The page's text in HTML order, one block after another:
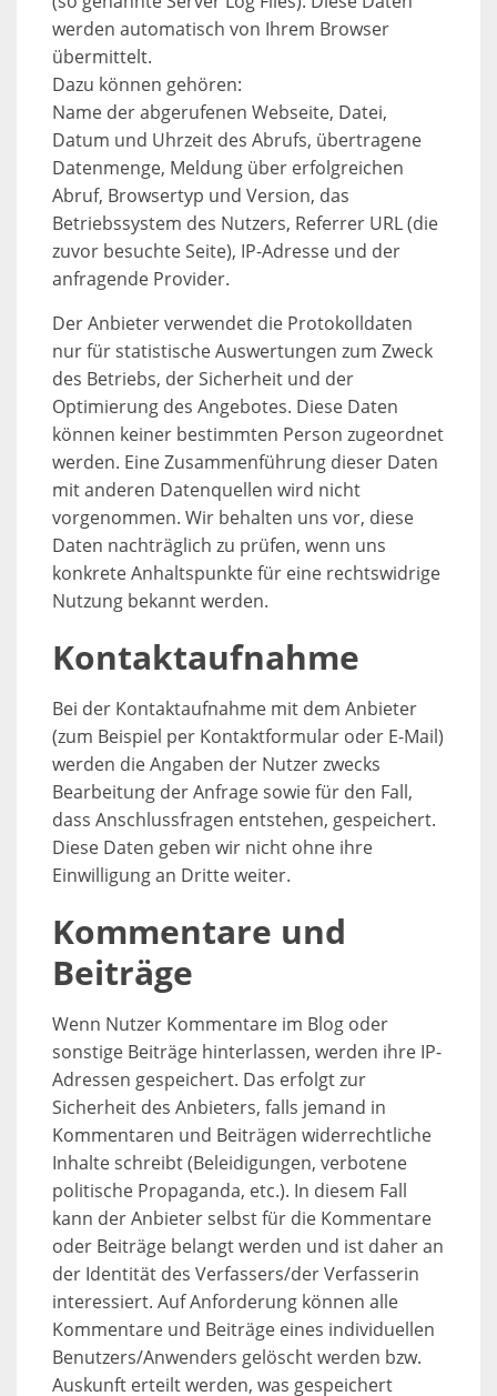
werden automatisch von Ihrem Browser
übermittelt.
Dazu können gehören:
Name der abgerufenen Webseite, Datei,
Datum und Uhrzeit des Abrufs, übertragene
Datenmenge, Meldung über erfolgreichen
Abruf, Browsertyp und Version, das
Betriebssystem des Nutzers, Referrer URL (die
zuvor besuchte Seite), IP-Adresse und der
anfragende Provider.
Der Anbieter verwendet die Protokolldaten
nur für statistische Auswertungen zum Zweck
des Betriebs, der Sicherheit und der
Optimierung des Angebotes. Diese Daten
können keiner bestimmten Person zugeordnet
werden. Eine Zusammenführung dieser Daten
mit anderen Datenquellen wird nicht
vorgenommen. Wir behalten uns vor, diese
Daten nachträglich zu prüfen, wenn uns
konkrete Anhaltspunkte für eine rechtswidrige
Nutzung bekannt werden.
Kontaktaufnahme
Bei der Kontaktaufnahme mit dem Anbieter
(zum Beispiel per Kontaktformular oder E-Mail)
werden die Angaben der Nutzer zwecks
Bearbeitung der Anfrage sowie für den Fall,
dass Anschlussfragen entstehen, gespeichert.
Diese Daten geben wir nicht ohne ihre
Einwilligung an Dritte weiter.
Kommentare und
Beiträge
Wenn Nutzer Kommentare im Blog oder
sonstige Beiträge hinterlassen, werden ihre IP-
Adressen gespeichert. Das erfolgt zur
Sicherheit des Anbieters, falls jemand in
Kommentaren und Beiträgen widerrechtliche
Inhalte schreibt (Beleidigungen, verbotene
politische Propaganda, etc.). In diesem Fall
kann der Anbieter selbst für die Kommentare
oder Beiträge belangt werden und ist daher an
der Identität des Verfassers/der Verfasserin
interessiert. Auf Anforderung können alle
Kommentare und Beiträge eines individuellen
Benutzers/Anwenders gelöscht werden bzw.
Auskunft erteilt werden, was gespeichert